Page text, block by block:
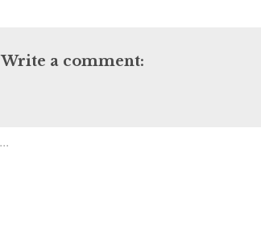
Write a comment: